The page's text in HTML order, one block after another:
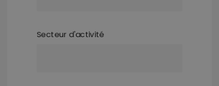
Secteur d'activité